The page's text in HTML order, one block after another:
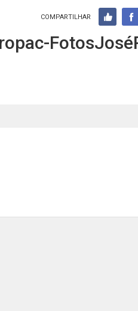
COMPARTILHAR